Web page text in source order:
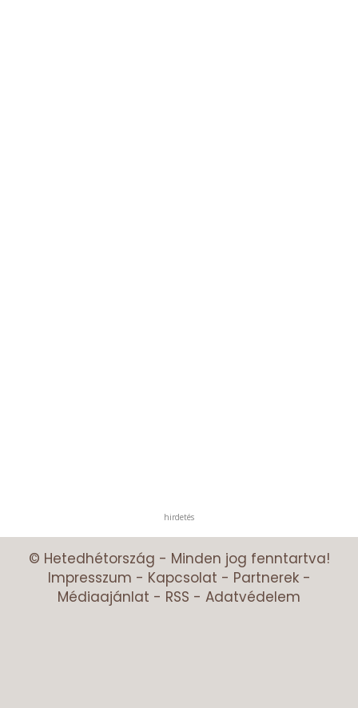
hirdetés
© Hetedhétország - Minden jog fenntartva!
Impresszum - Kapcsolat - Partnerek-
Médiaajánlat - RSS - Adatvédelem